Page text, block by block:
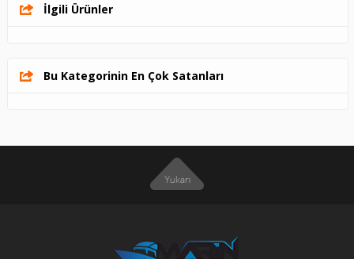
İlgili Ürünler
Bu Kategorinin En Çok Satanları